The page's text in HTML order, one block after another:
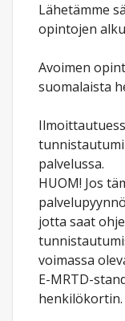
Lähetämme
opintojen
Avoimen
suomalaista
palvelussa.
HUOM! Jos
jotta saat
voimassa
E-MRTD-
henkilökortin.